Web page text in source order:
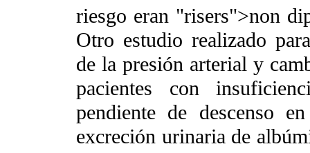
riesgo eran "risers">non
Otro estudio realizado
de la presión arterial y
pacientes con
pendiente de descenso
excreción urinaria de